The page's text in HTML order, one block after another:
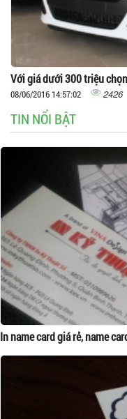
Với giá dưới 300 triệu
08/06/2016 14:57:02 2426
TIN NỔI BẬT
In name card giá rẻ, name